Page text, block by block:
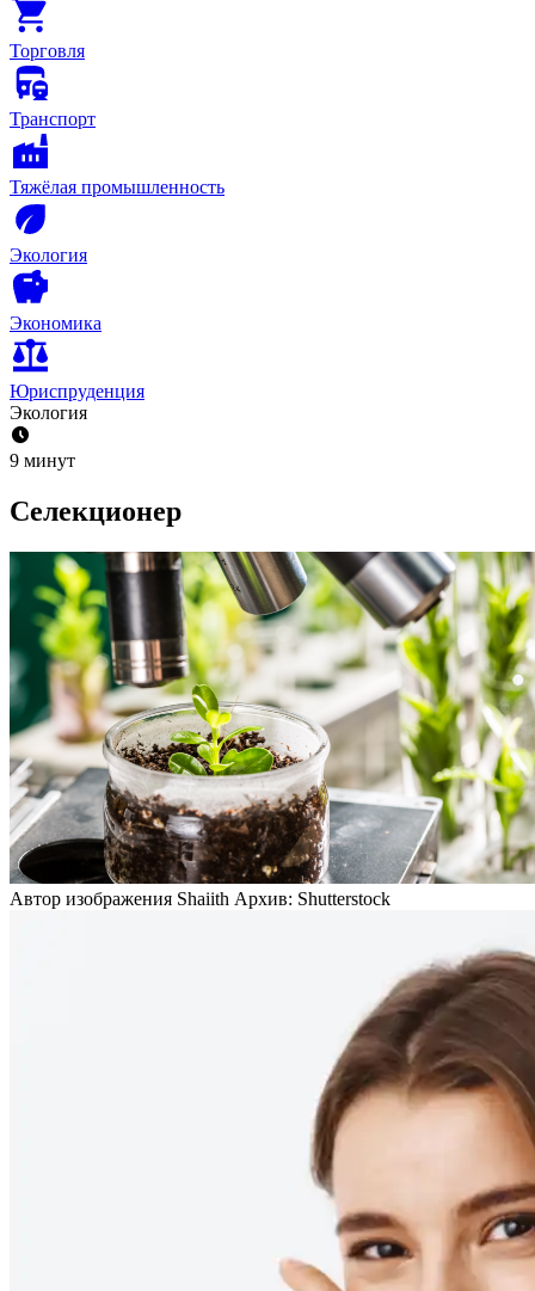
Торговля
Транспорт
Тяжёлая промышленность
Экология
Экономика
Юриспруденция
Экология
9 минут
Селекционер
Автор изображения Shaiith Архив: Shutterstock